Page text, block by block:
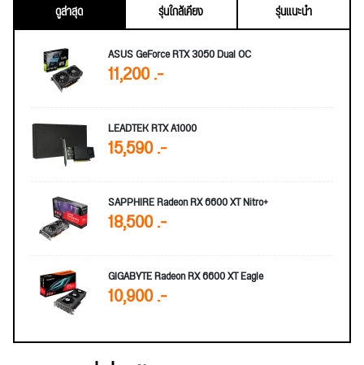
ดูล่าสุด รุ่นใกล้เคียง
รุ่นแนะนำ
ASUS GeForce RTX 3050 Dual OC
11,200 .-
LEADTEK RTX A1000
15,590 .-
SAPPHIRE Radeon RX 6600 XT Nitro+
18,500 .-
GIGABYTE Radeon RX 6600 XT Eagle
10,900 .-